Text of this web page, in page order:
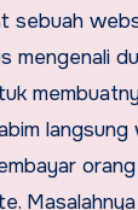
sebuah
mengenali